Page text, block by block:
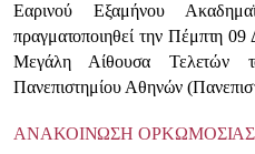
Εαρινού Εξαμήνου
πραγματοποιηθεί την Πέμπτη
Μεγάλη Αίθουσα Τελετών
Πανεπιστημίου Αθηνών
ΑΝΑΚΟΙΝΩΣΗ ΟΡΚΩΜΟΣΙΑΣ